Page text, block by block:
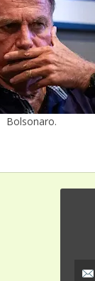
Bolsonaro.